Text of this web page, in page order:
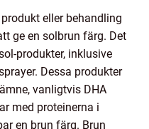
eller behandling
ge en solbrun färg. Det
produkter, inklusive
Dessa produkter
vanligtvis DHA
med proteinerna i
en brun färg. Brun